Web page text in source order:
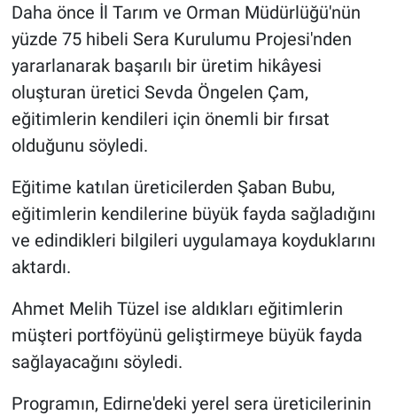
Daha önce İl Tarım ve Orman Müdürlüğü'nün
yüzde 75 hibeli Sera Kurulumu Projesi'nden
yararlanarak başarılı bir üretim hikâyesi
oluşturan üretici Sevda Öngelen Çam,
eğitimlerin kendileri için önemli bir fırsat
olduğunu söyledi.
Eğitime katılan üreticilerden Şaban Bubu,
eğitimlerin kendilerine büyük fayda sağladığını
ve edindikleri bilgileri uygulamaya koyduklarını
aktardı.
Ahmet Melih Tüzel ise aldıkları eğitimlerin
müşteri portföyünü geliştirmeye büyük fayda
sağlayacağını söyledi.
Programın, Edirne'deki yerel sera üreticilerinin